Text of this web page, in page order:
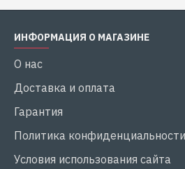
ИНФОРМАЦИЯ О МАГАЗИНЕ
О нас
Доставка и оплата
Гарантия
Политика конфиденциальности
Условия использования сайта